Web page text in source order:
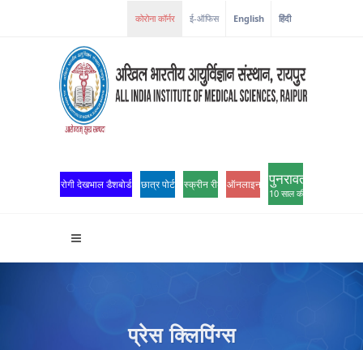
कोरोना कॉर्नर ई-ऑफिस English हिंदी
रोगी देखभाल डैशबोर्ड छात्र पोर्टल स्क्रीन रीडर एक्सेसऑनलाइन ओपीडी पंजीकरण
पुनरावर्तन
10 साल की उत्कृष्टता
प्रेस क्लिपिंग्स